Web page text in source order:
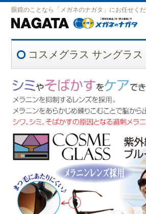
眼鏡のことなら「メガネのナガタ」にお任せく
コスメグラス サングラス